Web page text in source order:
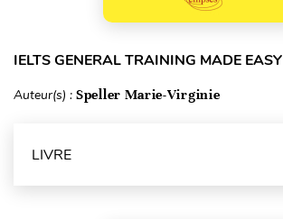
IELTS GENERAL TRAINING MADE EASY
Auteur(s) : Speller Marie-Virginie
LIVRE